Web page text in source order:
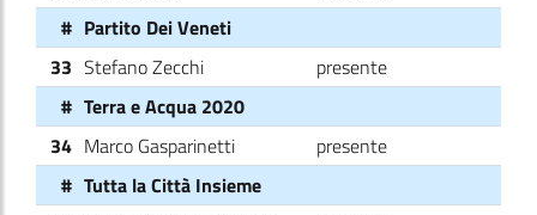
# Partito Dei Veneti
33 Stefano Zecchi
presente
# Terra e Acqua 2020
34 Marco Gasparinetti
presente
# Tutta la Città Insieme